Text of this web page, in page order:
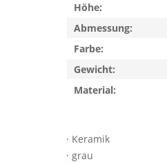
· Keramik
· grau
Höhe:
Abmessung:
Farbe:
Gewicht:
Material: